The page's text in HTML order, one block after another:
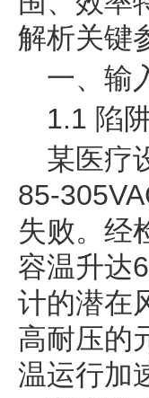
解析关键
一、输
1.1 陷
某医疗
85-
失败。经
容温升达
计的潜在
高耐压的
温运行加